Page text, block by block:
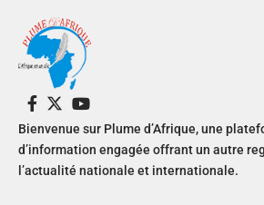
Bienvenue sur Plume d’Afrique, une
d’information engagée offrant un autre
l’actualité nationale et internationale.